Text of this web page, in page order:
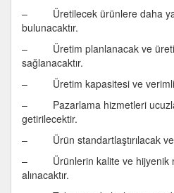
– Üretilecek ürünlere daha
bulunacaktır.
– Üretim planlanacak ve
sağlanacaktır.
– Üretim kapasitesi ve verimlilik
– Pazarlama hizmetleri
getirilecektir.
– Ürün standartlaştırılacak ve
– Ürünlerin kalite ve hijyenik
alınacaktır.